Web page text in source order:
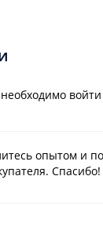
опытом и
Спасибо!